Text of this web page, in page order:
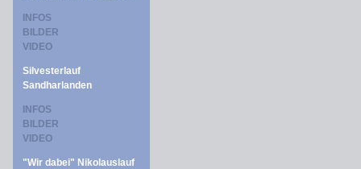
INFOS
BILDER
VIDEO
Silvesterlauf
Sandharlanden
INFOS
BILDER
VIDEO
"Wir dabei" Nikolauslauf